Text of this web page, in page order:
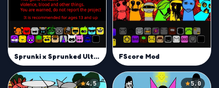
Sprunki x Sprunked Ultra FScore Mod
4.5 5.0